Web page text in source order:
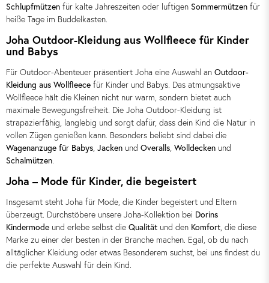
Schlupfmützen für kalte Jahreszeiten oder luftigen Sommermützen für
heiße Tage im Buddelkasten.
Joha Outdoor-Kleidung aus Wollfleece für Kinder
und Babys
Für Outdoor-Abenteuer präsentiert Joha eine Auswahl an Outdoor-
Kleidung aus Wollfleece für Kinder und Babys. Das atmungsaktive
Wollfleece hält die Kleinen nicht nur warm, sondern bietet auch
maximale Bewegungsfreiheit. Die Joha Outdoor-Kleidung ist
strapazierfähig, langlebig und sorgt dafür, dass dein Kind die Natur in
vollen Zügen genießen kann. Besonders beliebt sind dabei die
Wagenanzuge für Babys, Jacken und Overalls, Wolldecken und
Schalmützen.
Joha – Mode für Kinder, die begeistert
Insgesamt steht Joha für Mode, die Kinder begeistert und Eltern
überzeugt. Durchstöbere unsere Joha-Kollektion bei Dorins
Kindermode und erlebe selbst die Qualität und den Komfort, die diese
Marke zu einer der besten in der Branche machen. Egal, ob du nach
alltäglicher Kleidung oder etwas Besonderem suchst, bei uns findest du
die perfekte Auswahl für dein Kind.